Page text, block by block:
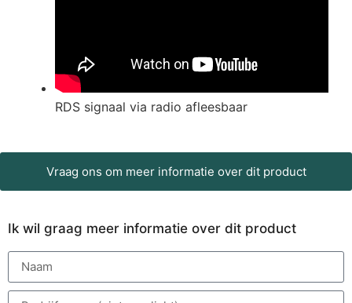
RDS signaal via radio afleesbaar
Vraag ons om meer informatie over dit product
Ik wil graag meer informatie over dit product